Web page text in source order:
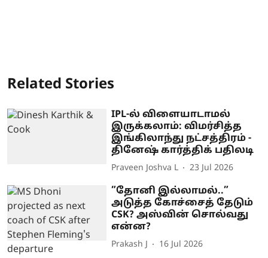
Related Stories
IPL-ல் விளையாடாமல்
இருக்கலாம்: விமர்சித்த
இங்கிலாந்து நட்சத்திரம் -
தினேஷ் கார்த்திக் பதிலடி
Praveen Joshva L 23 Jul 2026
”தோனி இல்லாமல்..”
அடுத்த கோச்சைத் தேடும்
CSK? அஸ்வின் சொல்வது
என்ன?
Prakash J 16 Jul 2026